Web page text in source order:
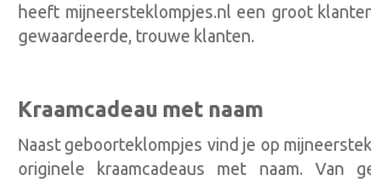
heeft mijneersteklompjes.nl een groot
gewaardeerde, trouwe klanten.
Kraamcadeau met naam
Naast geboorteklompjes vind je op
originele kraamcadeaus met naam. Van